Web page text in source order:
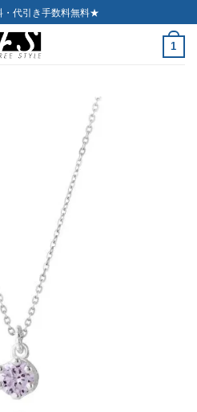
代引き手数料無料★
1